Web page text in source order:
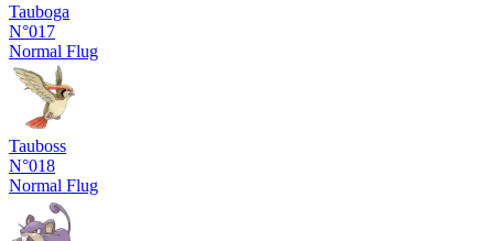
Tauboga
N°017
Normal Flug
Tauboss
N°018
Normal Flug